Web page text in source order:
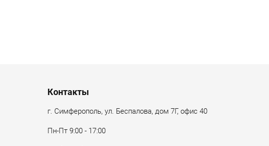
Контакты
г. Симферополь, ул. Беспалова, дом 7Г, офис 40
Пн-Пт 9:00 - 17:00